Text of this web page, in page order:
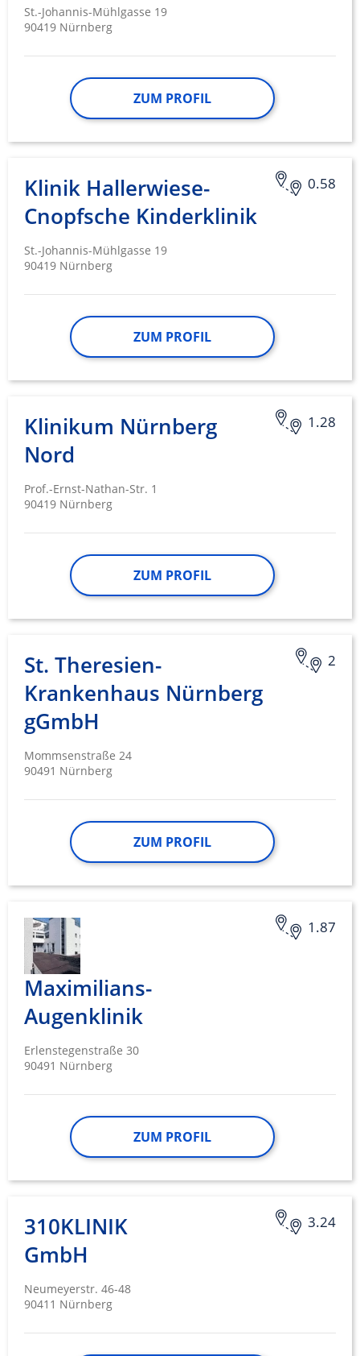
St.-Johannis-Mühlgasse 19
90419 Nürnberg
ZUM PROFIL
0.58
Klinik Hallerwiese-
Cnopfsche Kinderklinik
St.-Johannis-Mühlgasse 19
90419 Nürnberg
ZUM PROFIL
1.28
Klinikum Nürnberg
Nord
Prof.-Ernst-Nathan-Str. 1
90419 Nürnberg
ZUM PROFIL
2
St. Theresien-
Krankenhaus Nürnberg
gGmbH
Mommsenstraße 24
90491 Nürnberg
ZUM PROFIL
1.87
Maximilians-
Augenklinik
Erlenstegenstraße 30
90491 Nürnberg
ZUM PROFIL
3.24
310KLINIK
GmbH
Neumeyerstr. 46-48
90411 Nürnberg